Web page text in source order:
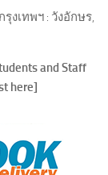
กรุงเทพฯ : วังอักษร,
and Staff
here]